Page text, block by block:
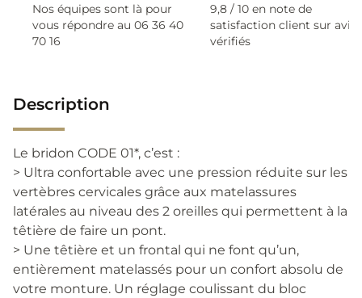
Nos équipes sont là pour
vous répondre au 06 36 40
70 16
9,8 / 10 en note de
satisfaction client sur avis
vérifiés
Description
Le bridon CODE 01*, c’est :
> Ultra confortable avec une pression réduite sur les
vertèbres cervicales grâce aux matelassures
latérales au niveau des 2 oreilles qui permettent à la
têtière de faire un pont.
> Une têtière et un frontal qui ne font qu’un,
entièrement matelassés pour un confort absolu de
votre monture. Un réglage coulissant du bloc